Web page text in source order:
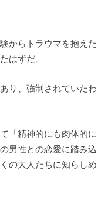
からトラウマを抱えた
はずだ。
り、強制されていたわ
「精神的にも肉体的に
男性との恋愛に踏み込
の大人たちに知らしめ